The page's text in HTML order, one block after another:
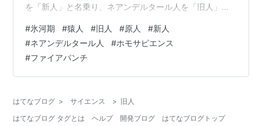
を「新人」と名乗り、ネアンデルタール人を「旧人」と
ール人は抗議することもしない。なぜならすでに絶滅し
てしまったからである。 藤本タツキ『ファイアパンチ』
ネアンデルタール人が絶滅した理由は未だにはっきりと
わかっていないが、一説によると地球環境の変化が原因
を乗り越える事ができなかったのだ。…
#氷河期 #猿人 #旧人 #原人 #新人
#ネアンデルタール人 #ホモサピエンス
#ファイアパンチ
はてなブログ > サイエンス >
旧人
はてなブログ タグとは
ヘルプ 開発ブログ はてなブログトップ